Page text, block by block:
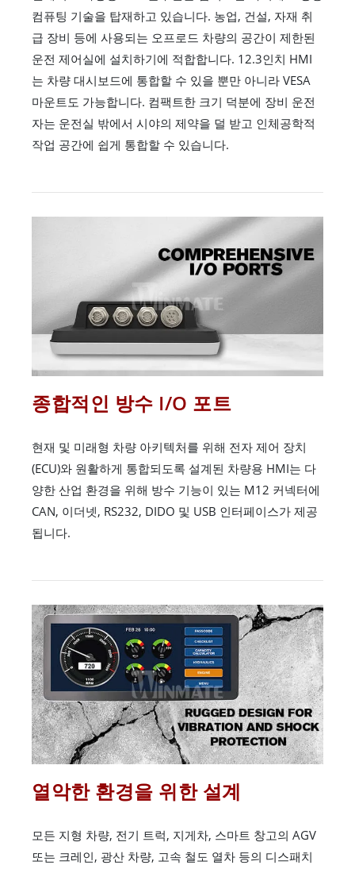
컴퓨팅 기술을 탑재하고 있습니다. 농업, 건설, 자재 취
급 장비 등에 사용되는 오프로드 차량의 공간이 제한된
운전 제어실에 설치하기에 적합합니다. 12.3인치 HMI
는 차량 대시보드에 통합할 수 있을 뿐만 아니라 VESA
마운트도 가능합니다. 컴팩트한 크기 덕분에 장비 운전
자는 운전실 밖에서 시야의 제약을 덜 받고 인체공학적
작업 공간에 쉽게 통합할 수 있습니다.
종합적인 방수 I/O 포트
현재 및 미래형 차량 아키텍처를 위해 전자 제어 장치
(ECU)와 원활하게 통합되도록 설계된 차량용 HMI는 다
양한 산업 환경을 위해 방수 기능이 있는 M12 커넥터에
CAN, 이더넷, RS232, DIDO 및 USB 인터페이스가 제공
됩니다.
열악한 환경을 위한 설계
모든 지형 차량, 전기 트럭, 지게차, 스마트 창고의 AGV
또는 크레인, 광산 차량, 고속 철도 열차 등의 디스패치